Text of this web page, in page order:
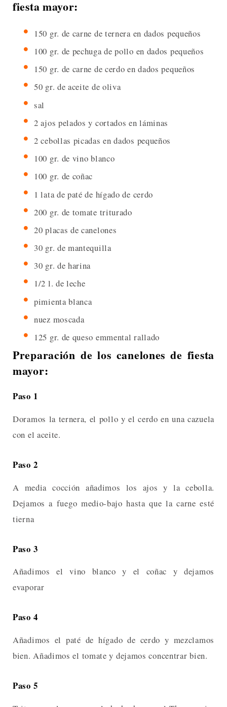
fiesta mayor:
150 gr. de carne de ternera en dados pequeños
100 gr. de pechuga de pollo en dados pequeños
150 gr. de carne de cerdo en dados pequeños
50 gr. de aceite de oliva
sal
2 ajos pelados y cortados en láminas
2 cebollas picadas en dados pequeños
100 gr. de vino blanco
100 gr. de coñac
1 lata de paté de hígado de cerdo
200 gr. de tomate triturado
20 placas de canelones
30 gr. de mantequilla
30 gr. de harina
1/2 l. de leche
pimienta blanca
nuez moscada
125 gr. de queso emmental rallado
Preparación de los canelones de fiesta
mayor:
Paso 1
Doramos la ternera, el pollo y el cerdo en una cazuela
con el aceite.
Paso 2
A media cocción añadimos los ajos y la cebolla.
Dejamos a fuego medio-bajo hasta que la carne esté
tierna
Paso 3
Añadimos el vino blanco y el coñac y dejamos
evaporar
Paso 4
Añadimos el paté de hígado de cerdo y mezclamos
bien. Añadimos el tomate y dejamos concentrar bien.
Paso 5